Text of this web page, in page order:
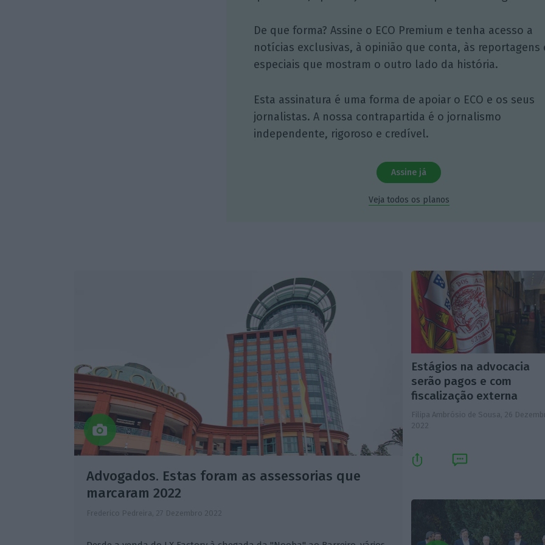
De que forma? Assine o ECO Premium e tenha acesso a
notícias exclusivas, à opinião que conta, às reportagens
especiais que mostram o outro lado da história.
Esta assinatura é uma forma de apoiar o ECO e os seus
jornalistas. A nossa contrapartida é o jornalismo
independente, rigoroso e credível.
Assine já
Veja todos os planos
Advogados. Estas foram as assessorias que
marcaram 2022
Frederico Pedreira, 27 Dezembro 2022
Estágios na advocacia
serão pagos e com
fiscalização externa
Filipa Ambrósio de Sousa, 26
2022